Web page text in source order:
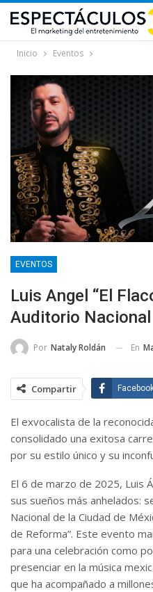
Inicio Eventos
EVENTOS
Luis Angel “El
Auditorio Nacional
Por Nataly Roldán En
Compartir
El exvocalista de la
consolidado una exitosa
por su estilo único y su
El 6 de marzo de 2025, Luis
sus sueños más anhelados:
Nacional de la Ciudad de
de Reforma”. Este evento
para una celebración como
presenciar en la música
que ha acompañado a